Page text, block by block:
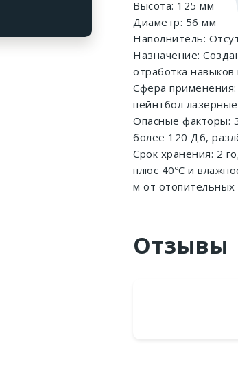
Высота: 125 мм
Диаметр: 56 мм
Наполнитель:
Назначение:
отработка
Сфера применения:
пейнтбол
Опасные факторы:
более 120 Дб,
Срок хранения: 2
плюс 40ºС и
м от отопительных
Отзывы